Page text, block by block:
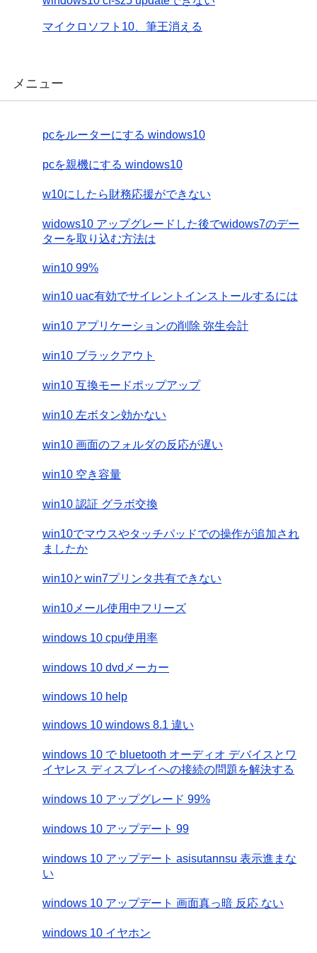
マイクロソフト10、筆王消える
メニュー
pcをルーターにする windows10
pcを親機にする windows10
w10にしたら財務応援ができない
widows10 アップグレードした後でwidows7のデー
ターを取り込む方法は
win10 99%
win10 uac有効でサイレントインストールするには
win10 アプリケーションの削除 弥生会計
win10 ブラックアウト
win10 互換モードポップアップ
win10 左ボタン効かない
win10 画面のフォルダの反応が遅い
win10 空き容量
win10 認証 グラボ交換
win10でマウスやタッチパッドでの操作が追加され
ましたか
win10とwin7プリンタ共有できない
win10メール使用中フリーズ
windows 10 cpu使用率
windows 10 dvdメーカー
windows 10 help
windows 10 windows 8.1 違い
windows 10 で bluetooth オーディオ デバイスとワ
イヤレス ディスプレイへの接続の問題を解決する
windows 10 アップグレード 99%
windows 10 アップデート 99
windows 10 アップデート asisutannsu 表示進まな
い
windows 10 アップデート 画面真っ暗 反応 ない
windows 10 イヤホン